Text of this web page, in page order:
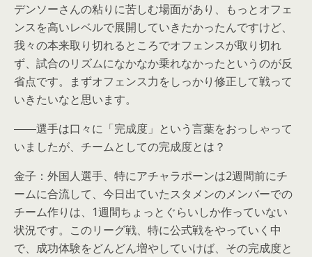
デンソーさんの粘りに苦しむ場面があり、もっとオフェ
ンスを高いレベルで展開していきたかったんですけど、
我々の本来取り切れるところでオフェンスが取り切れ
ず、試合のリズムになかなか乗れなかったというのが反
省点です。まずオフェンス力をしっかり修正して戦って
いきたいなと思います。
――選手は口々に「完成度」という言葉をおっしゃって
いましたが、チームとしての完成度とは？
金子：外国人選手、特にアチャラポーンは2週間前にチ
ームに合流して、今日出ていたスタメンのメンバーでの
チーム作りは、1週間ちょっとぐらいしか作っていない
状況です。このリーグ戦、特に公式戦をやっていく中
で、成功体験をどんどん増やしていけば、その完成度と